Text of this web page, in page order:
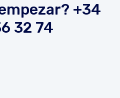
+34
32 74